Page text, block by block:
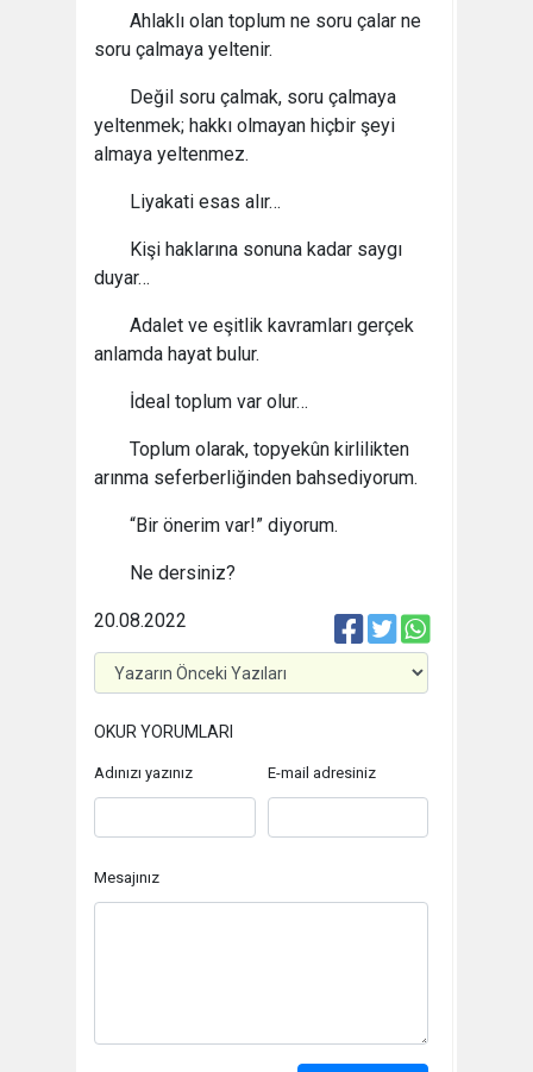
Ahlaklı olan toplum ne soru çalar ne
soru çalmaya yeltenir.
Değil soru çalmak, soru çalmaya
yeltenmek; hakkı olmayan hiçbir şeyi
almaya yeltenmez.
Liyakati esas alır…
Kişi haklarına sonuna kadar saygı
duyar…
Adalet ve eşitlik kavramları gerçek
anlamda hayat bulur.
İdeal toplum var olur…
Toplum olarak, topyekûn kirlilikten
arınma seferberliğinden bahsediyorum.
“Bir önerim var!” diyorum.
Ne dersiniz?
20.08.2022
OKUR YORUMLARI
Adınızı yazınız E-mail adresiniz
Mesajınız